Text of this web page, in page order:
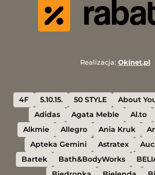
Realizacja: Okinet.pl
4F 5.10.15. 50 STYLE About
Adidas
Agata Meble Al.to
Alkmie
Allegro Ania Kruk
Apteka Gemini
Astratex
Bartek
Bath&BodyWorks